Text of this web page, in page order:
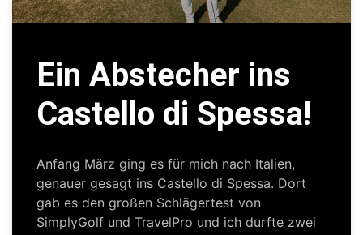
Ein Abstecher ins
Castello di Spessa!
Anfang März ging es für mich nach Italien,
genauer gesagt ins Castello di Spessa. Dort
gab es den großen Schlägertest von
SimplyGolf und TravelPro und ich durfte zwei